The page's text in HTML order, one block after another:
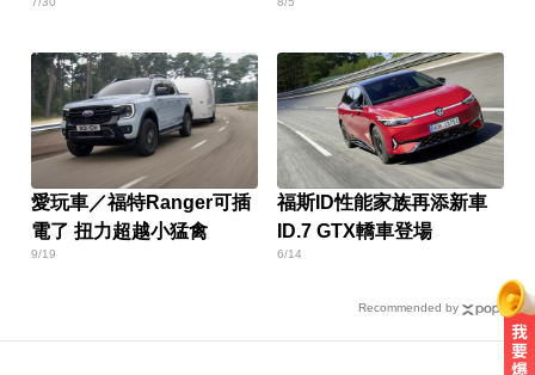
愛玩車／福特Ranger可插
電了 扭力超越小猛禽
9/19
福斯ID性能家族再添新車
ID.7 GTX轎車登場
6/14
Recommended by